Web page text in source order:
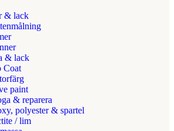
& lack
& lack
Coat
paint
& reparera
polyester & spartel
/ lim